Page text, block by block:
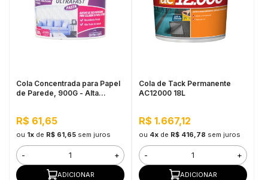
Cola Concentrada para Papel
de Parede, 900G - Alta
R$ 61,65
ou 1xde R$ 61,65 sem juros
- +
ADICIONAR
Cola de Tack Permanente
AC12000 18L
R$ 1.667,12
ou 4xde R$ 416,78 sem juros
- +
ADICIONAR